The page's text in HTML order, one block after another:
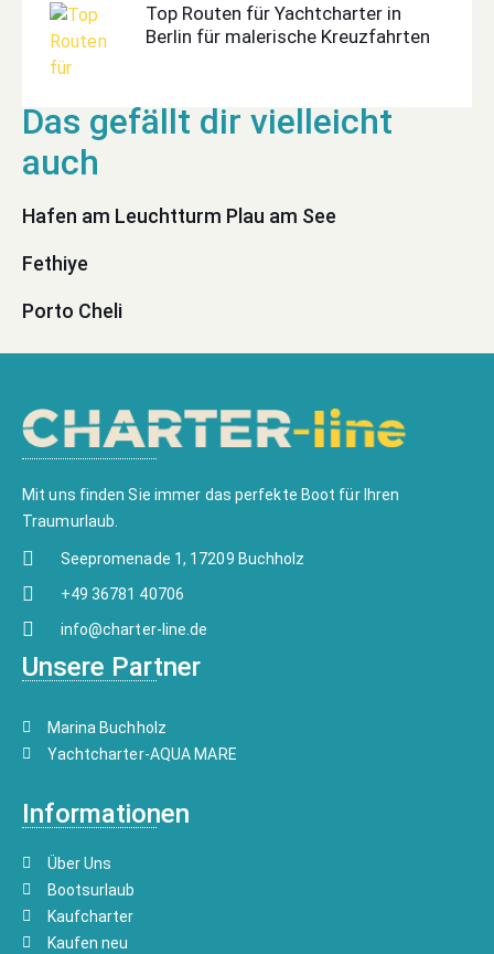
Top Routen für Yachtcharter in
Berlin für malerische Kreuzfahrten
Hafen am Leuchtturm Plau am See
Fethiye
Porto Cheli
Mit uns finden Sie immer das perfekte Boot für Ihren
Traumurlaub.
Seepromenade 1, 17209 Buchholz
+49 36781 40706
info@charter-line.de
Unsere Partner
Marina Buchholz
Yachtcharter-AQUA MARE
Informationen
Über Uns
Bootsurlaub
Kaufcharter
Kaufen neu